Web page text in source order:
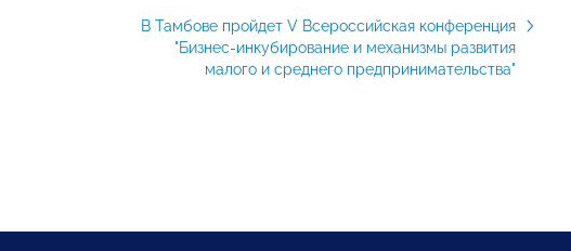
В Тамбове пройдет V Всероссийская конференция
"Бизнес-инкубирование и механизмы развития
малого и среднего предпринимательства"